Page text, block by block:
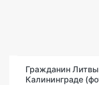
Гражданин
Калининграде